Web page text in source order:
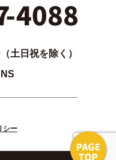
土日祝を除く）
シー